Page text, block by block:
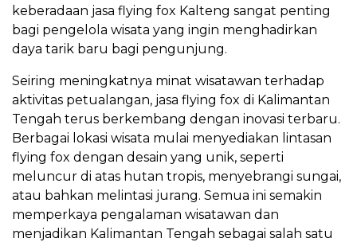
keberadaan jasa flying fox Kalteng sangat penting
bagi pengelola wisata yang ingin menghadirkan
daya tarik baru bagi pengunjung.
Seiring meningkatnya minat wisatawan terhadap
aktivitas petualangan, jasa flying fox di Kalimantan
Tengah terus berkembang dengan inovasi terbaru.
Berbagai lokasi wisata mulai menyediakan lintasan
flying fox dengan desain yang unik, seperti
meluncur di atas hutan tropis, menyebrangi sungai,
atau bahkan melintasi jurang. Semua ini semakin
memperkaya pengalaman wisatawan dan
menjadikan Kalimantan Tengah sebagai salah satu